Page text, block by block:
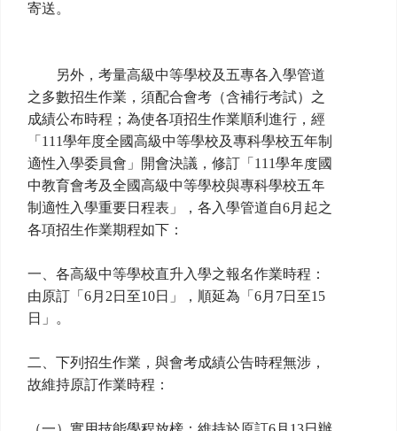
寄送。
另外，考量高級中等學校及五專各入學管道
之多數招生作業，須配合會考（含補行考試）之
成績公布時程；為使各項招生作業順利進行，經
「111學年度全國高級中等學校及專科學校五年制
適性入學委員會」開會決議，修訂「111學年度國
中教育會考及全國高級中等學校與專科學校五年
制適性入學重要日程表」，各入學管道自6月起之
各項招生作業期程如下：
一、各高級中等學校直升入學之報名作業時程：
由原訂「6月2日至10日」，順延為「6月7日至15
日」。
二、下列招生作業，與會考成績公告時程無涉，
故維持原訂作業時程：